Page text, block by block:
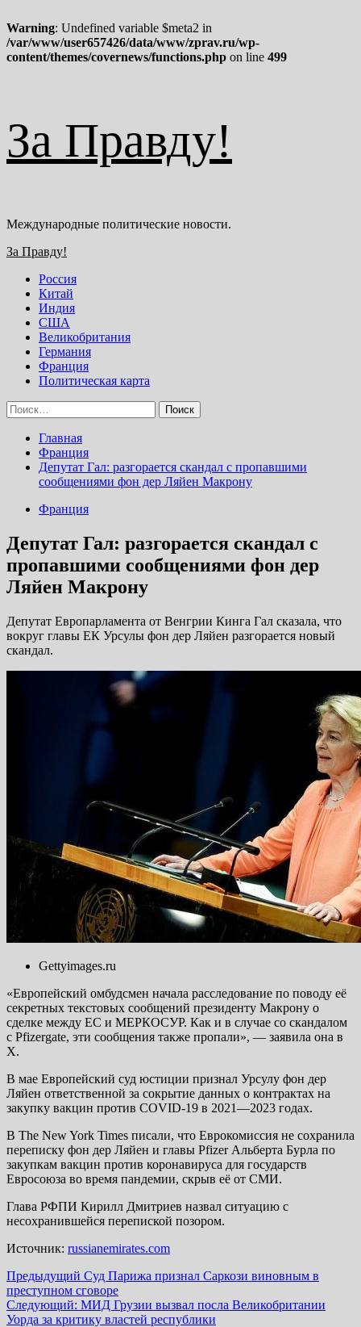
Warning: Undefined variable $meta2 in
/var/www/user657426/data/www/zprav.ru/wp-
content/themes/covernews/functions.php on line 499
к
содержимому
За Правду!
Международные политические новости.
Основное
За Правду!
Россия
Китай
Индия
США
Великобритания
Германия
Франция
Политическая карта
Найти:
Главная
Франция
Депутат Гал: разгорается скандал с пропавшими
сообщениями фон дер Ляйен Макрону
Франция
Депутат Гал: разгорается скандал с
пропавшими сообщениями фон дер
Ляйен Макрону
Депутат Европарламента от Венгрии Кинга Гал сказала, что
вокруг главы ЕК Урсулы фон дер Ляйен разгорается новый
скандал.
Gettyimages.ru
«Европейский омбудсмен начала расследование по поводу её
секретных текстовых сообщений президенту Макрону о
сделке между ЕС и МЕРКОСУР. Как и в случае со скандалом
с Pfizergate, эти сообщения также пропали», — заявила она в
Х.
В мае Европейский суд юстиции признал Урсулу фон дер
Ляйен ответственной за сокрытие данных о контрактах на
закупку вакцин против COVID-19 в 2021—2023 годах.
В The New York Times писали, что Еврокомиссия не сохранила
переписку фон дер Ляйен и главы Pfizer Альберта Бурла по
закупкам вакцин против коронавируса для государств
Евросоюза во время пандемии, скрыв её от СМИ.
Глава РФПИ Кирилл Дмитриев назвал ситуацию с
несохранившейся перепиской позором.
Источник: russianemirates.com
Навигация
записи
Предыдущий Суд Парижа признал Саркози виновным в
преступном сговоре
Следующий: МИД Грузии вызвал посла Великобритании
Уорда за критику властей республики